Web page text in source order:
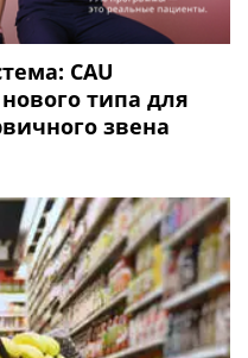
CAU
типа для
звена